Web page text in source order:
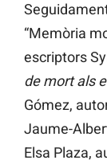
“Memòria
escriptors
de mort als
Gómez,
Jaume-
Elsa Plaza,